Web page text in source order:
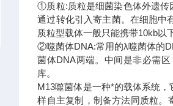
①质粒:质粒是细菌染色体外遗传
通过转化引入寄主菌。在细胞中
质粒型载体一般只能携带10kb以
②噬菌体DNA:常用的λ噬菌体的
菌体DNA两端。中间是非必需
库。
M13噬菌体是一种*的载体系统
样自主复制，制备方法同质粒。